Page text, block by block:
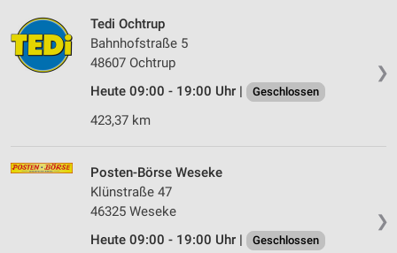
❯
Tedi Ochtrup
Bahnhofstraße 5
48607 Ochtrup
Heute 09:00 - 19:00 Uhr |
Geschlossen
423,37 km
❯
Posten-Börse Weseke
Klünstraße 47
46325 Weseke
Heute 09:00 - 19:00 Uhr |
Geschlossen